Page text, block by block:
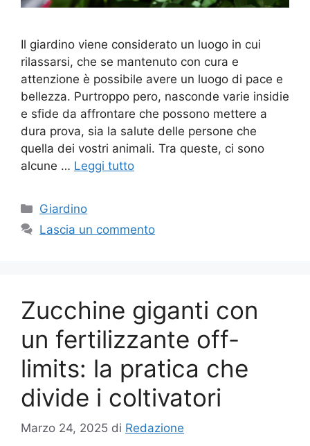
Il giardino viene considerato un luogo in cui
rilassarsi, che se mantenuto con cura e
attenzione è possibile avere un luogo di pace e
bellezza. Purtroppo pero, nasconde varie insidie
e sfide da affrontare che possono mettere a
dura prova, sia la salute delle persone che
quella dei vostri animali. Tra queste, ci sono
alcune … Leggi tutto
Categorie
Giardino
Lascia un commento
Zucchine giganti con
un fertilizzante off-
limits: la pratica che
divide i coltivatori
Marzo 24, 2025 di Redazione